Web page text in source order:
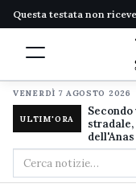
Questa testata non
VENERDÌ 7 AGOSTO 2026
ULTIM'ORA
dell'Anas
Cerca
nel